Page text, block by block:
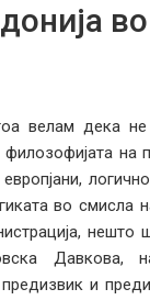
велам дека
филозофијата на
во смисла
нешто
Давкова,
и